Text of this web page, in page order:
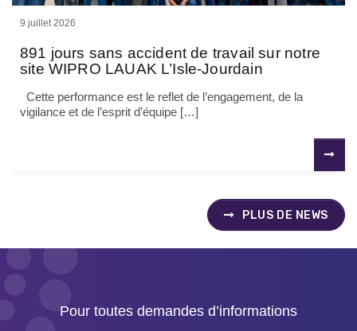
9 juillet 2026
891 jours sans accident de travail sur notre
site WIPRO LAUAK L’Isle-Jourdain
Cette performance est le reflet de l’engagement, de la
vigilance et de l’esprit d’équipe […]
PLUS DE NEWS
Pour toutes demandes d’informations